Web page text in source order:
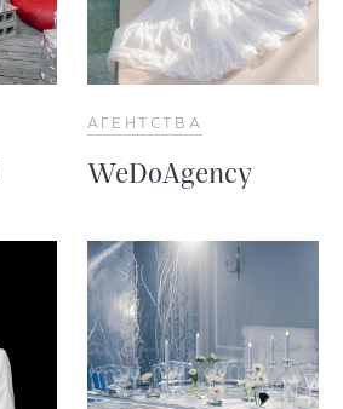
АГЕНТСТВА
WeDoAgency